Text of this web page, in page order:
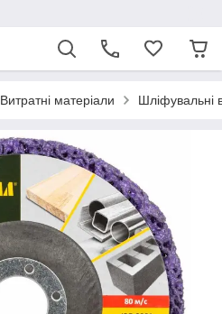
Витратні матеріали Шліфувальні